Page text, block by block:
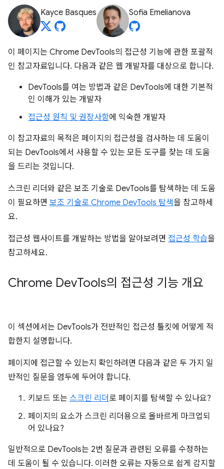
Kayce Basques Sofia Emelianova
이 페이지는 Chrome DevTools의 접근성 기능에 관한 포괄적
인 참고자료입니다. 다음과 같은 웹 개발자를 대상으로 합니다.
DevTools를 여는 방법과 같은 DevTools에 대한 기본적
인 이해가 있는 개발자
접근성 원칙 및 권장사항에 익숙한 개발자
이 참고자료의 목적은 페이지의 접근성을 검사하는 데 도움이
되는 DevTools에서 사용할 수 있는 모든 도구를 찾는 데 도움
을 드리는 것입니다.
스크린 리더와 같은 보조 기술로 DevTools를 탐색하는 데 도움
이 필요하면 보조 기술로 Chrome DevTools 탐색을 참고하세
요.
접근성 웹사이트를 개발하는 방법을 알아보려면 접근성 학습을
참고하세요.
Chrome DevTools의 접근성 기능 개요
이 섹션에서는 DevTools가 전반적인 접근성 툴킷에 어떻게 적
합한지 설명합니다.
페이지에 접근할 수 있는지 확인하려면 다음과 같은 두 가지 일
반적인 질문을 염두에 두어야 합니다.
키보드 또는 스크린 리더 로 페이지를 탐색할 수 있나요?
페이지의 요소가 스크린 리더용으로 올바르게 마크업되
어 있나요?
일반적으로 DevTools는 2번 질문과 관련된 오류를 수정하는
데 도움이 될 수 있습니다. 이러한 오류는 자동으로 쉽게 감지할